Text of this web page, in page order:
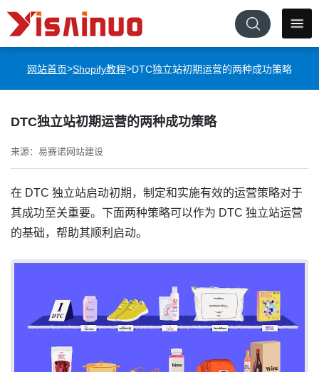
网站首页>Shopify教程>DTC独立站初期运营的两种成功策略
DTC独立站初期运营的两种成功策略
来源：易赛诺网站建设
在 DTC 独立站启动初期，制定和实施有效的运营策略对于
其成功至关重要。下面两种策略可以作为 DTC 独立站运营
的基础，帮助其顺利启动。